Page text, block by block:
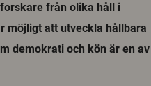
från olika håll i
möjligt att utveckla hållbara
demokrati och kön är en av